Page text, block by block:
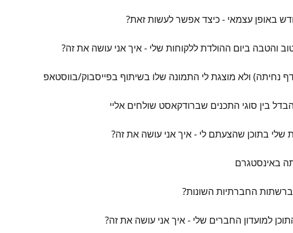
חדש באופן עצמאי - כיצד אפשר לעשות זאת?
והטבה ביום ההולדת ללקוחות שלי - איך אני עושה את זה?
נחיתה) ולא מוצגת לי התמונה שלו בשיתוף בפייסבוק/בווסטאפ
בין סוגי התכנים שברודקאסט שולחים אליי
שלי בתוכן שהצעתם לי - איך אני עושה את זה?
באינסטגרם
החברתיות השונות?
למועדון החברים שלי - איך אני עושה את זה?